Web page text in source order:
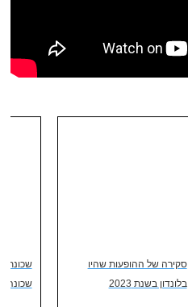
סקירה של ההופעות שהיו
בלונדון בשנת 2023
שכונת
שכונה